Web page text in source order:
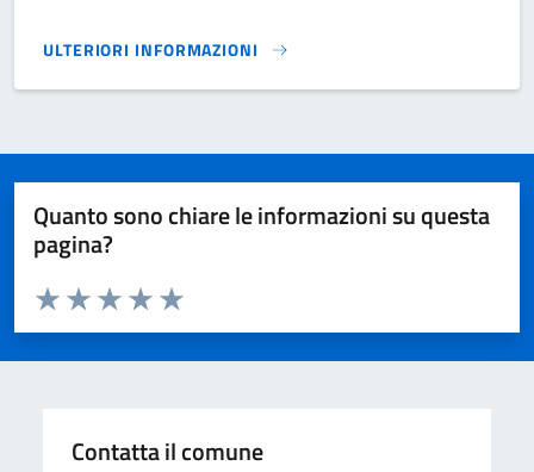
ULTERIORI INFORMAZIONI
EVENTI}
Quanto sono chiare le informazioni su questa
pagina?
Domanda
Valuta da 1 a 5 stelle la pagina
Valuta 5 stelle su 5
Valuta 4 stelle su 5
Valuta 3 stelle su 5
Valuta 2 stelle su 5
Valuta 1 stelle su 5
Contatta il comune